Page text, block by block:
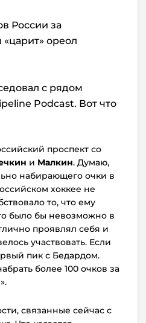
России за
ореол
с рядом
Podcast. Вот что
проспект со
и Малкин. Думаю,
набирающего очки в
хоккее не
то, что ему
было бы невозможно в
проявлял себя и
участвовать. Если
пик с Бедардом.
более 100 очков за
связанные сейчас с